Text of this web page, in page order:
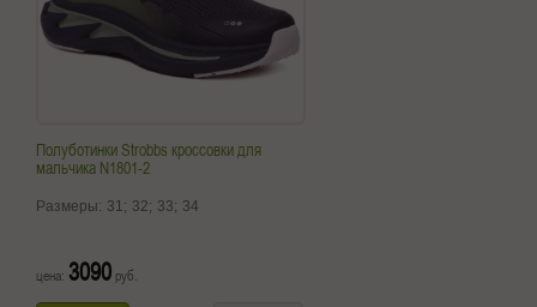
Полуботинки Strobbs кроссовки для
мальчика N1801-2
Размеры: 31; 32; 33; 34
цена: 3090 руб.